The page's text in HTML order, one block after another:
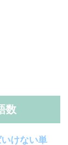
数
けない単